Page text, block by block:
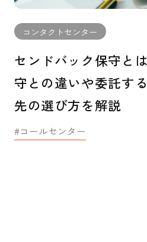
コンタクトセンター
センドバック保守と
守との違いや委託す
先の選び方を解説
コールセンター